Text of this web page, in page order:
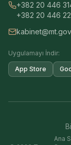
+382 20 446
+382 20 446
Uygulamayı İndir:
App Store
Ana